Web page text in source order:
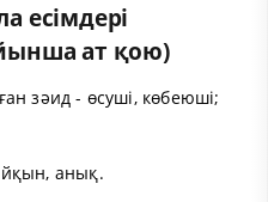
есімдері
ат қою)
зәид - өсуші, көбеюші;
анық.